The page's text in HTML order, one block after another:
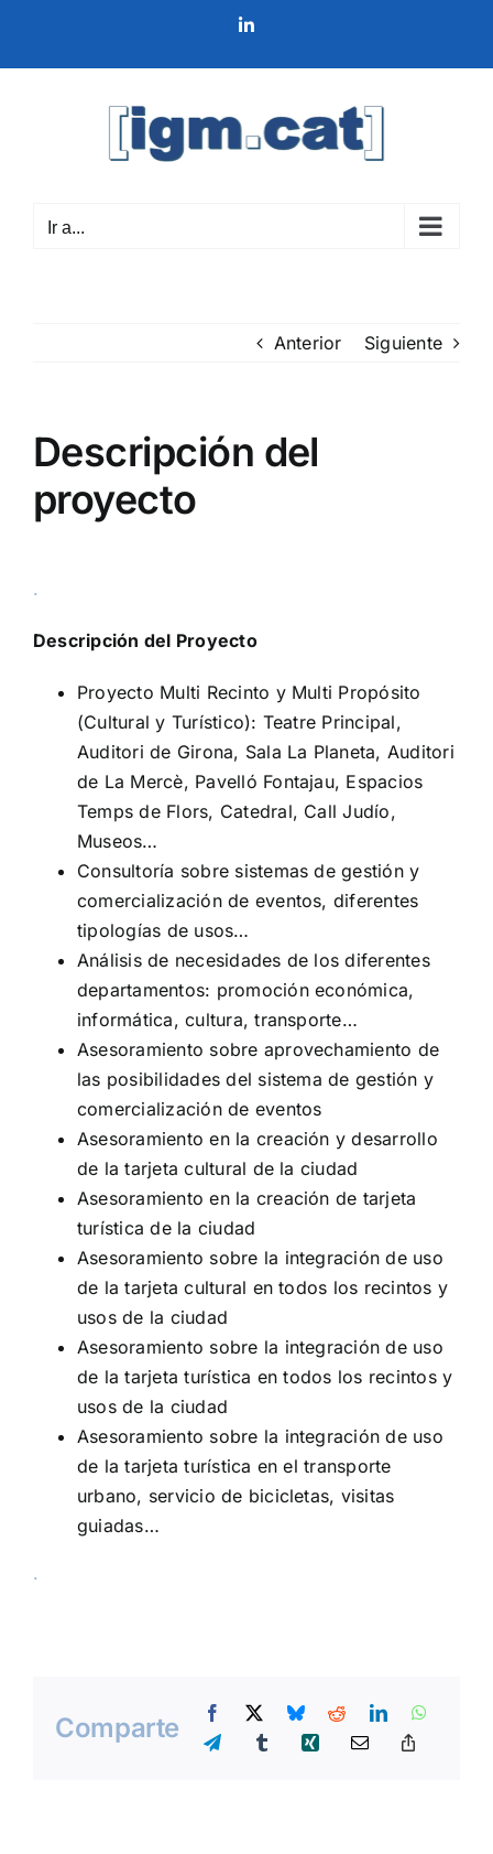
contenido
LinkedIn
Ir a...
Anterior Siguiente
Descripción del
proyecto
.
Descripción del Proyecto
Proyecto Multi Recinto y Multi Propósito
(Cultural y Turístico): Teatre Principal,
Auditori de Girona, Sala La Planeta, Auditori
de La Mercè, Pavelló Fontajau, Espacios
Temps de Flors, Catedral, Call Judío,
Museos…
Consultoría sobre sistemas de gestión y
comercialización de eventos, diferentes
tipologías de usos…
Análisis de necesidades de los diferentes
departamentos: promoción económica,
informática, cultura, transporte…
Asesoramiento sobre aprovechamiento de
las posibilidades del sistema de gestión y
comercialización de eventos
Asesoramiento en la creación y desarrollo
de la tarjeta cultural de la ciudad
Asesoramiento en la creación de tarjeta
turística de la ciudad
Asesoramiento sobre la integración de uso
de la tarjeta cultural en todos los recintos y
usos de la ciudad
Asesoramiento sobre la integración de uso
de la tarjeta turística en todos los recintos y
usos de la ciudad
Asesoramiento sobre la integración de uso
de la tarjeta turística en el transporte
urbano, servicio de bicicletas, visitas
guiadas…
.
Comparte